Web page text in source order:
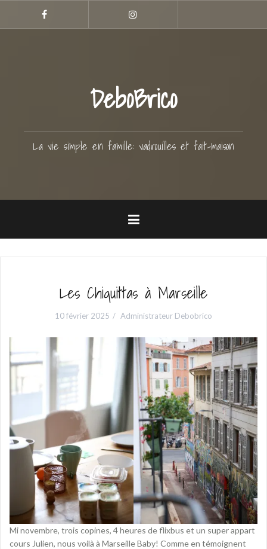
contenu
Facebook
DeboBrico
La vie simple en famille: vadrouilles et fait-maison
Les Chiquittas à Marseille
10 février 2025 Administrateur Debobrico
Mi novembre, trois copines, 4 heures de flixbus et un super appart
cours Julien, nous voilà à Marseille Baby! Comme en témoignent